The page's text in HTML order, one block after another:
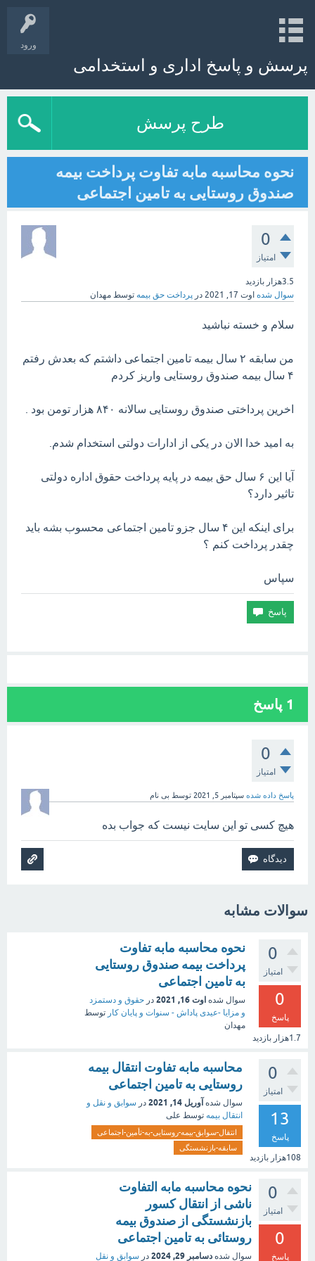
ورود
پرسش و پاسخ اداری و استخدامی
طرح پرسش
نحوه محاسبه مابه تفاوت پرداخت بیمه
صندوق روستایی به تامین اجتماعی
0
امتیاز
3.5هزار
بازدید
سوال شده اوت 17, 2021 در پرداخت حق بیمه توسط مهدان
سلام و خسته نباشید
من سابقه ۲ سال بیمه تامین اجتماعی داشتم که بعدش رفتم
۴ سال بیمه صندوق روستایی واریز کردم
اخرین پرداختی صندوق روستایی سالانه ۸۴۰ هزار تومن بود .
به امید خدا الان در یکی از ادارات دولتی استخدام شدم.
آیا این ۶ سال حق بیمه در پایه پرداخت حقوق اداره دولتی
تاثیر دارد؟
برای اینکه این ۴ سال جزو تامین اجتماعی محسوب بشه باید
چقدر پرداخت کنم ؟
سپاس
1 پاسخ
0
امتیاز
پاسخ داده شده سپتامبر 5, 2021 توسط بی نام
هیچ کسی تو این سایت نیست که جواب بده
سوالات مشابه
0
امتیاز
0
پاسخ
1.7هزار بازدید
نحوه محاسبه مابه تفاوت
پرداخت بیمه صندوق روستایی
به تامین اجتماعی
سوال شده اوت 16, 2021 در حقوق و دستمزد
و مزایا -عیدی پاداش - سنوات و پایان کار توسط
مهدان
0
امتیاز
13
پاسخ
108هزار بازدید
محاسبه مابه تفاوت انتقال بیمه
روستایی به تامین اجتماعی
سوال شده آوریل 14, 2021 در سوابق و نقل و
انتقال بیمه‌ توسط علی
انتقال-سوابق-بیمه-روستایی-به-تأمین-اجتماعی
سابقه-بازنشستگی
0
امتیاز
0
پاسخ
نحوه محاسبه مابه التفاوت
ناشی از انتقال کسور
بازنشستگی از صندوق بیمه
روستائی به تامین اجتماعی
سوال شده دسامبر 29, 2024 در سوابق و نقل